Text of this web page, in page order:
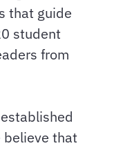
that guide
student
from
believe that